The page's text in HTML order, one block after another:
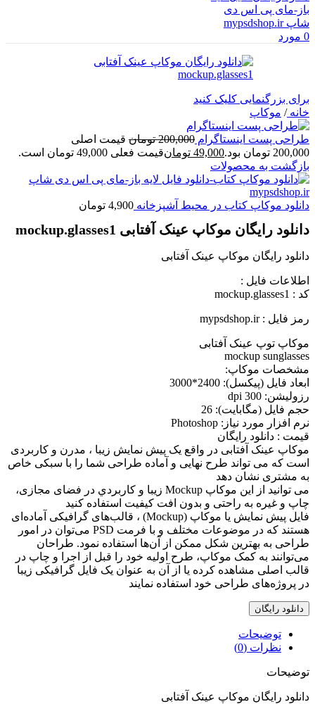
0 مورد
برای بزرگنمایی کلیک کنید
خانه/ موکاپ
طراحی پست اینستاگرام 200,000 تومان قیمت اصلی
200,000 تومان بود.
49,000 تومانقیمت فعلی 49,000 تومان است.
بازگشت به محصولات
دانلود موکاپ کتاب در محیط آشپزخانه 4,900 تومان
دانلود رایگان موکاپ عینک آفتابی mockup.glasses1
دانلود رایگان موکاپ عینک آفتابی
اطلاعات فايل :
کد : mockup.glasses1
رمز فایل : mypsdshop.ir
موکاپ توپ عینک آفتابی
mockup sunglasses
مشخصات موکاپ:
ابعاد فايل (پيکسل): 2400*3000
رزوليشن: 300 dpi
حجم فايل (مگابايت): 26
نرم افزار مورد نياز: Photoshop
قیمت : دانلود رایگان
موکاپ عینک آفتابی در واقع يک پيش نمايش زيبا ، مدرن و کاربردی
است که می تواند طرح نهايی و آماده طراحی شما را با سبکی خاص
به مشتری نشان دهد
می توانيد از اين موکاپ Mockup زيبا و کاربردي در فضای مجازی،
چاپ و غيره به راحتی و بدون افت کيفيت استفاده کنيد
فایل پیش نمایش یا موکاپ (Mockup) ، قالب‌های گرافیکی آماده‌ای
هستند که در موضوعات مختلف و با فرمت PSD می‌توان در امور
طراحی به بهترین شکل ممکن از آن‌ها استفاده نمود. طراحان
می‌توانند به کمک موکاپ، طرح اولیه خود را قبل از اجرا و چاپ در
قالب اصلی مشاهده کرده یا از آن به عنوان یک فایل گرافیکی زیبا
در پروژه‌های طراحی خود استفاده نمایند
دانلود رایگان
توضیحات
نظرات (0)
توضیحات
دانلود رایگان موکاپ عینک آفتابی